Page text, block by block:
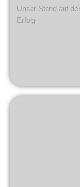
Unser Stand auf
Erfolg